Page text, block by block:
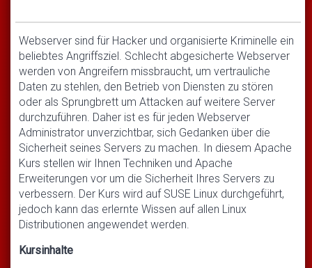
Webserver sind für Hacker und organisierte Kriminelle ein
beliebtes Angriffsziel. Schlecht abgesicherte Webserver
werden von Angreifern missbraucht, um vertrauliche
Daten zu stehlen, den Betrieb von Diensten zu stören
oder als Sprungbrett um Attacken auf weitere Server
durchzuführen. Daher ist es für jeden Webserver
Administrator unverzichtbar, sich Gedanken über die
Sicherheit seines Servers zu machen. In diesem Apache
Kurs stellen wir Ihnen Techniken und Apache
Erweiterungen vor um die Sicherheit Ihres Servers zu
verbessern. Der Kurs wird auf SUSE Linux durchgeführt,
jedoch kann das erlernte Wissen auf allen Linux
Distributionen angewendet werden.
Kursinhalte